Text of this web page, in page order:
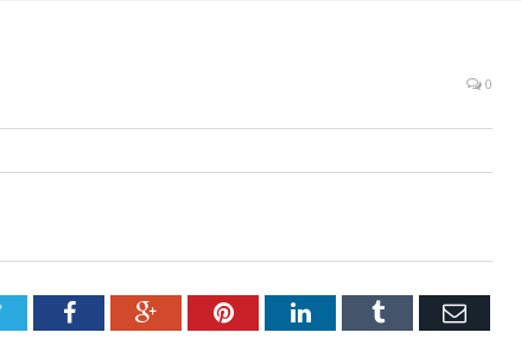
0
TwitterFacebookGoogle+PinterestLinkedInTumblr Email